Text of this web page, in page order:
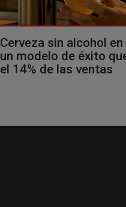
Cerveza sin alcohol en
un modelo de éxito
el 14% de las ventas